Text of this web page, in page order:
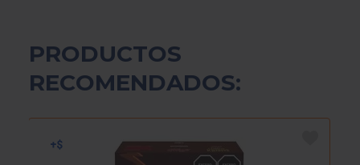
PRODUCTOS
RECOMENDADOS: